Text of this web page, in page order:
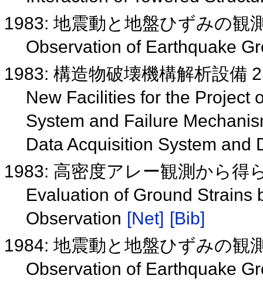
1983: 地震動と地盤ひずみの観
Observation of Earthquake
1983: 構造物破壊機構解析設備
New Facilities for the Project
System and Failure
Data Acquisition System and
1983: 高密度アレー観測から得
Evaluation of Ground Strains
Observation [Net] [Bib]
1984: 地震動と地盤ひずみの観
Observation of Earthquake